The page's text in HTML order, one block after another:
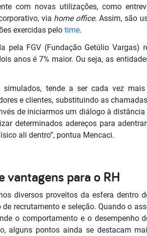
com novas utilizações, como
via home office. Assim, são
exercidas pelo time.
pela FGV (Fundação Getúlio
anos é 7% maior. Ou seja, as
tende a ser cada vez
e clientes, substituindo as
de iniciarmos um diálogo à
determinados adereços para
ali dentro”, pontua Mencaci.
vantagens para o RH
diversos proveitos da esfera
recrutamento e seleção. Quando o
o comportamento e o desempenho
alguns pontos ainda se destacam